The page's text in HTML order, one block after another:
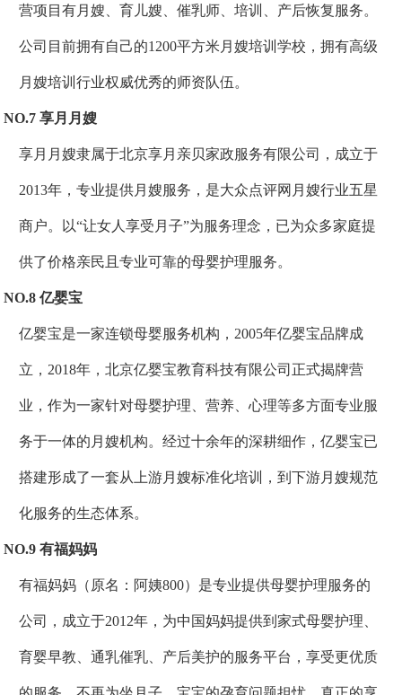
营项目有月嫂、育儿嫂、催乳师、培训、产后恢复服务。
公司目前拥有自己的1200平方米月嫂培训学校，拥有高级
月嫂培训行业权威优秀的师资队伍。
NO.7 享月月嫂
享月月嫂隶属于北京享月亲贝家政服务有限公司，成立于
2013年，专业提供月嫂服务，是大众点评网月嫂行业五星
商户。以“让女人享受月子”为服务理念，已为众多家庭提
供了价格亲民且专业可靠的母婴护理服务。
NO.8 亿婴宝
亿婴宝是一家连锁母婴服务机构，2005年亿婴宝品牌成
立，2018年，北京亿婴宝教育科技有限公司正式揭牌营
业，作为一家针对母婴护理、营养、心理等多方面专业服
务于一体的月嫂机构。经过十余年的深耕细作，亿婴宝已
搭建形成了一套从上游月嫂标准化培训，到下游月嫂规范
化服务的生态体系。
NO.9 有福妈妈
有福妈妈（原名：阿姨800）是专业提供母婴护理服务的
公司，成立于2012年，为中国妈妈提供到家式母婴护理、
育婴早教、通乳催乳、产后美护的服务平台，享受更优质